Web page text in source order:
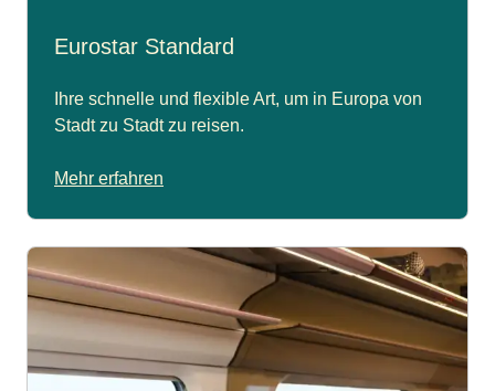
Eurostar Standard
Ihre schnelle und flexible Art, um in Europa von
Stadt zu Stadt zu reisen.
Mehr erfahren